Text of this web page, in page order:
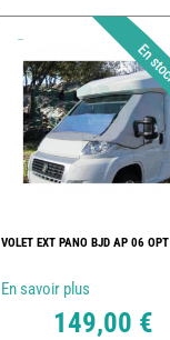
VOLET EXT PANO BJD AP 06 OPT
En savoir plus
149,00 €